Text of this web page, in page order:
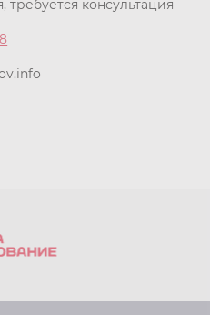
консультация